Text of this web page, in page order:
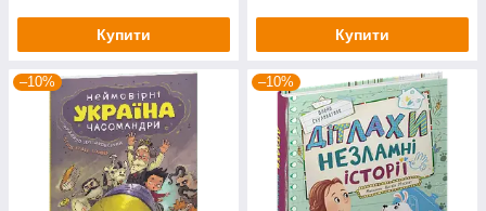
Купити Купити
–10% –10%